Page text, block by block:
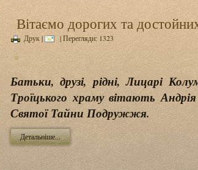
Вітаємо дорогих та
Друк| | Перегляди: 1323
Батьки, друзі, рідні, Лицарі
Троїцького храму вітають
Святої Тайни Подружжя.
Детальніше...